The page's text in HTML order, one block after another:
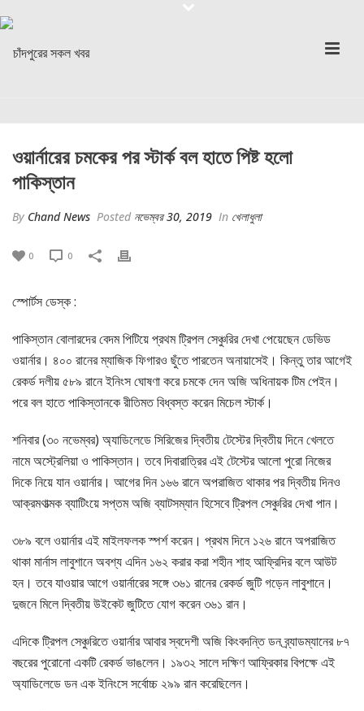
ওয়ার্নারের চমকের পর স্টার্ক বল হাতে পিষ্ট হলো
পাকিস্তান
By Chand News Posted নভেম্বর 30, 2019 In খেলাধুলা
0 0
স্পোর্টস ডেস্ক :
পাকিস্তান বোলারদের বেদম পিটিয়ে প্রথম ট্রিপল সেঞ্চুরির দেখা পেয়েছেন ডেভিড
ওয়ার্নার। ৪০০ রানের ম্যাজিক ফিগারও ছুঁতে পারতেন অনায়াসেই। কিন্তু তার আগেই
রেকর্ড দলীয় ৫৮৯ রানে ইনিংস ঘোষণা করে চমকে দেন অজি অধিনায়ক টিম পেইন।
পরে বল হাতে পাকিস্তানকে রীতিমত বিধ্বস্ত করেন মিচেল স্টার্ক।
শনিবার (৩০ নভেম্বর) অ্যাডিলেডে সিরিজের দ্বিতীয় টেস্টের দ্বিতীয় দিনে খেলতে
নামে অস্ট্রেলিয়া ও পাকিস্তান। তবে দিবারাত্রির এই টেস্টের আলো পুরো নিজের
দিকে নিয়ে যান ওয়ার্নার। আগের দিন ১৬৬ রানে অপরাজিত থাকার পর দ্বিতীয় দিনও
আক্রমণাত্মক ব্যাটিংয়ে সপ্তম অজি ব্যাটসম্যান হিসেবে ট্রিপল সেঞ্চুরির দেখা পান।
৩৮৯ বলে ওয়ার্নার এই মাইলফলক স্পর্শ করেন। প্রথম দিনে ১২৬ রানে অপরাজিত
থাকা মার্নাস লাবুশানে অবশ্য এদিন ১৬২ করার করা শহীন শাহ আফ্রিদির বলে আউট
হন। তবে যাওয়ার আগে ওয়ার্নারের সঙ্গে ৩৬১ রানের রেকর্ড জুটি গড়েন লাবুশানে।
দুজনে মিলে দ্বিতীয় উইকেট জুটিতে যোগ করেন ৩৬১ রান।
এদিকে ট্রিপল সেঞ্চুরিতে ওয়ার্নার আবার স্বদেশী অজি কিংবদন্তি ডন ব্র্যাডম্যানের ৮৭
বছরের পুরোনো একটি রেকর্ড ভাঙলেন। ১৯৩২ সালে দক্ষিণ আফ্রিকার বিপক্ষে এই
অ্যাডিলেডে ডন এক ইনিংসে সর্বোচ্চ ২৯৯ রান করেছিলেন।